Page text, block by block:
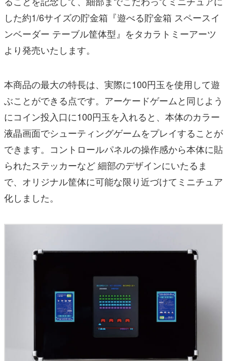
した約1/6サイズの貯金箱『遊べる貯金箱 スペースイ
ンベーダー テーブル筐体型』をタカラトミーアーツ
より発売いたします。
本商品の最大の特長は、実際に100円玉を使用して遊
ぶことができる点です。アーケードゲームと同じよう
にコイン投入口に100円玉を入れると、本体のカラー
液晶画面でシューティングゲームをプレイすることが
できます。コントロールパネルの操作感から本体に貼
られたステッカーなど 細部のデザインにいたるま
で、オリジナル筐体に可能な限り近づけてミニチュア
化しました。